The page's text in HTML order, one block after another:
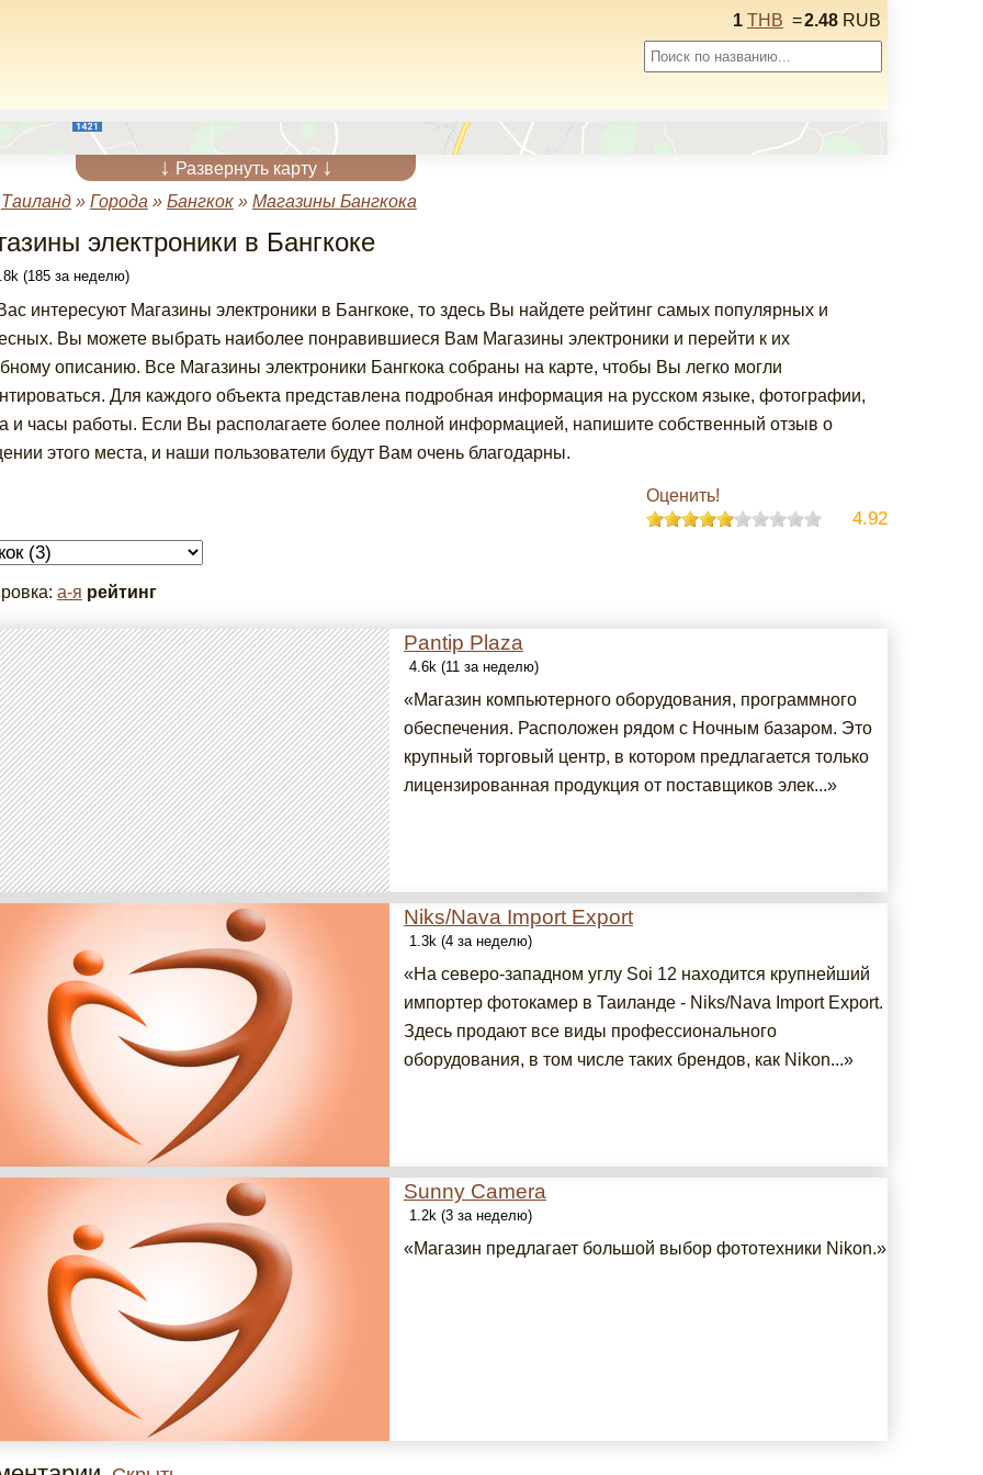
1 THB =2.48 RUB
↓ Развернуть карту ↓
Таиланд» Города » Бангкок» Магазины Бангкока
электроники в Бангкоке
(185 за неделю)
интересуют Магазины электроники в Бангкоке, то здесь Вы найдете рейтинг самых популярных и
Вы можете выбрать наиболее понравившиеся Вам Магазины электроники и перейти к их
описанию. Все Магазины электроники Бангкока собраны на карте, чтобы Вы легко могли
Для каждого объекта представлена подробная информация на русском языке, фотографии,
и часы работы. Если Вы располагаете более полной информацией, напишите собственный отзыв о
этого места, и наши пользователи будут Вам очень благодарны.
Оценить!
4.92
а-я рейтинг
Pantip Plaza
4.6k (11 за неделю)
«Магазин компьютерного оборудования, программного
обеспечения. Расположен рядом с Ночным базаром. Это
крупный торговый центр, в котором предлагается только
лицензированная продукция от поставщиков элек...»
Niks/Nava Import Export
1.3k (4 за неделю)
«На северо-западном углу Soi 12 находится крупнейший
импортер фотокамер в Таиланде - Niks/Nava Import Export.
Здесь продают все виды профессионального
оборудования, в том числе таких брендов, как Nikon...»
Sunny Camera
1.2k (3 за неделю)
«Магазин предлагает большой выбор фототехники Nikon.»